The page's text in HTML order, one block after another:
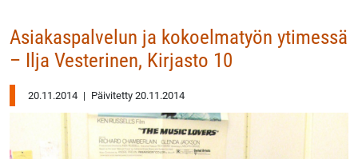
Asiakaspalvelun ja kokoelmatyön ytimessä
– Ilja Vesterinen, Kirjasto 10
20.11.2014 | Päivitetty 20.11.2014